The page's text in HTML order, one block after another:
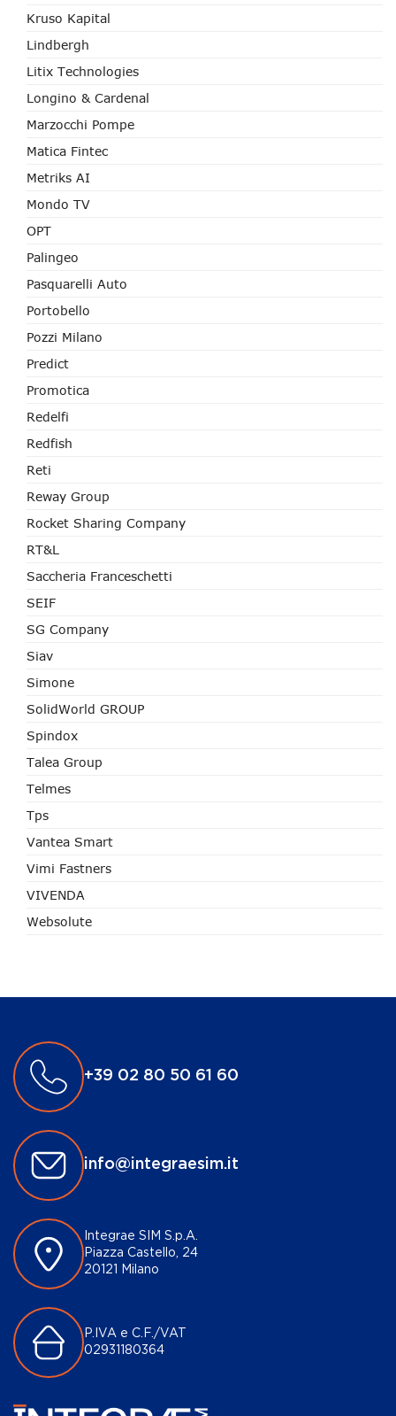
Kruso Kapital
Lindbergh
Litix Technologies
Longino & Cardenal
Marzocchi Pompe
Matica Fintec
Metriks AI
Mondo TV
OPT
Palingeo
Pasquarelli Auto
Portobello
Pozzi Milano
Predict
Promotica
Redelfi
Redfish
Reti
Reway Group
Rocket Sharing Company
RT&L
Saccheria Franceschetti
SEIF
SG Company
Siav
Simone
SolidWorld GROUP
Spindox
Talea Group
Telmes
Tps
Vantea Smart
Vimi Fastners
VIVENDA
Websolute
+39 02 80 50 61 60
info@integraesim.it
Integrae SIM S.p.A.
Piazza Castello, 24
20121 Milano
P.IVA e C.F./VAT
02931180364